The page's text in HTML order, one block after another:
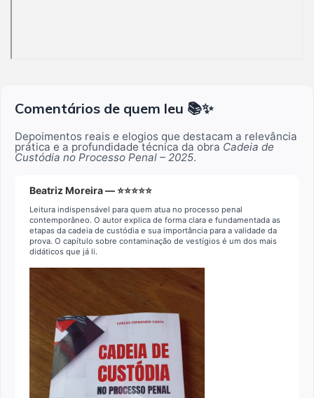
Comentários de quem leu 📚✨
Depoimentos reais e elogios que destacam a relevância
prática e a profundidade técnica da obra Cadeia de
Custódia no Processo Penal – 2025.
Beatriz Moreira — ⭐⭐⭐⭐⭐
Leitura indispensável para quem atua no processo penal
contemporâneo. O autor explica de forma clara e fundamentada as
etapas da cadeia de custódia e sua importância para a validade da
prova. O capítulo sobre contaminação de vestígios é um dos mais
didáticos que já li.